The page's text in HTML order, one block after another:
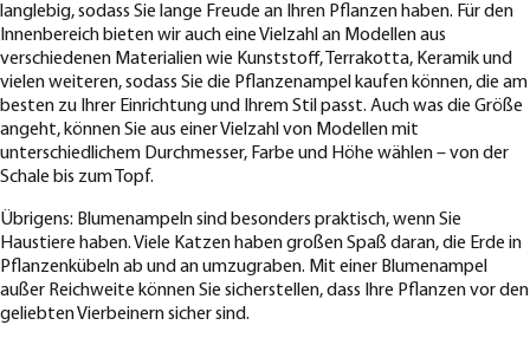
langlebig, sodass Sie lange Freude an Ihren Pflanzen haben. Für den
Innenbereich bieten wir auch eine Vielzahl an Modellen aus
verschiedenen Materialien wie Kunststoff, Terrakotta, Keramik und
vielen weiteren, sodass Sie die Pflanzenampel kaufen können, die am
besten zu Ihrer Einrichtung und Ihrem Stil passt. Auch was die Größe
angeht, können Sie aus einer Vielzahl von Modellen mit
unterschiedlichem Durchmesser, Farbe und Höhe wählen – von der
Schale bis zum Topf.
Übrigens: Blumenampeln sind besonders praktisch, wenn Sie
Haustiere haben. Viele Katzen haben großen Spaß daran, die Erde in
Pflanzenkübeln ab und an umzugraben. Mit einer Blumenampel
außer Reichweite können Sie sicherstellen, dass Ihre Pflanzen vor den
geliebten Vierbeinern sicher sind.